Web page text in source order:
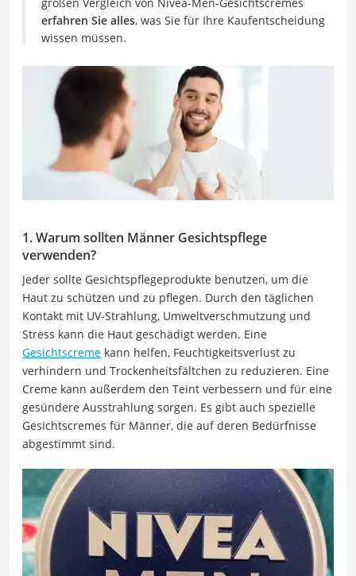
erfahren Sie alles, was Sie für Ihre Kaufentscheidung
wissen müssen.
1. Warum sollten Männer Gesichtspflege
verwenden?
Jeder sollte Gesichtspflegeprodukte benutzen, um die
Haut zu schützen und zu pflegen. Durch den täglichen
Kontakt mit UV-Strahlung, Umweltverschmutzung und
Stress kann die Haut geschädigt werden. Eine
Gesichtscreme kann helfen, Feuchtigkeitsverlust zu
verhindern und Trockenheitsfältchen zu reduzieren. Eine
Creme kann außerdem den Teint verbessern und für eine
gesündere Ausstrahlung sorgen. Es gibt auch spezielle
Gesichtscremes für Männer, die auf deren Bedürfnisse
abgestimmt sind.